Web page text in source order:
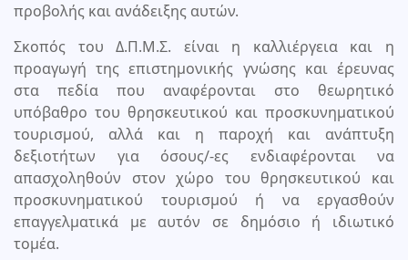
προβολής και ανάδειξης αυτών.
Σκοπός του Δ.Π.Μ.Σ. είναι η καλλιέργεια και η
προαγωγή της επιστημονικής γνώσης και έρευνας
στα πεδία που αναφέρονται στο θεωρητικό
υπόβαθρο του θρησκευτικού και προσκυνηματικού
τουρισμού, αλλά και η παροχή και ανάπτυξη
δεξιοτήτων για όσους/-ες ενδιαφέρονται να
απασχοληθούν στον χώρο του θρησκευτικού και
προσκυνηματικού τουρισμού ή να εργασθούν
επαγγελματικά με αυτόν σε δημόσιο ή ιδιωτικό
τομέα.